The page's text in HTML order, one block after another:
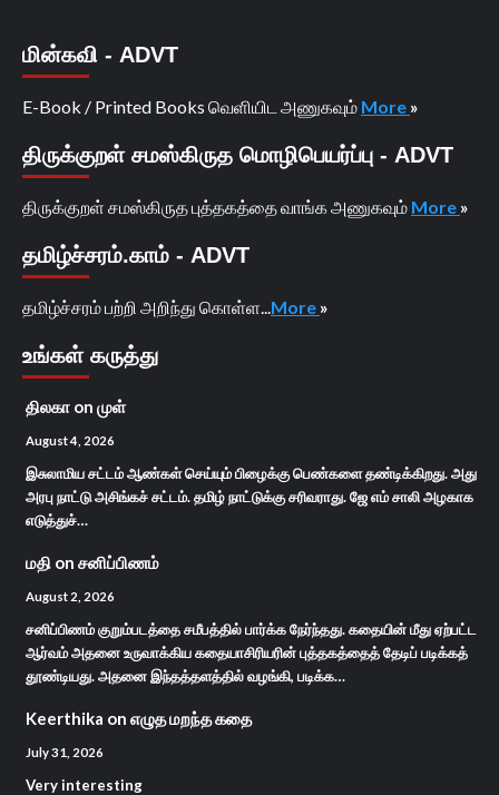
மின்கவி - ADVT
E-Book / Printed Books வெளியிட அணுகவும் More »
திருக்குறள் சமஸ்கிருத மொழிபெயர்ப்பு - ADVT
திருக்குறள் சமஸ்கிருத புத்தகத்தை வாங்க அணுகவும் More »
தமிழ்ச்சரம்.காம் - ADVT
தமிழ்ச்சரம் பற்றி அறிந்து கொள்ள... More »
உங்கள் கருத்து
திலகா on முள்
August 4, 2026
இசுலாமிய சட்டம் ஆண்கள் செய்யும் பிழைக்கு பெண்களை தண்டிக்கிறது. அது
அரபு நாட்டு அசிங்கச் சட்டம். தமிழ் நாட்டுக்கு சரிவராது. ஜே எம் சாலி அழகாக
எடுத்துச்…
மதி on சனிப்பிணம்
August 2, 2026
சனிப்பிணம் குறும்படத்தை சமீபத்தில் பார்க்க நேர்ந்தது. கதையின் மீது ஏற்பட்ட
ஆர்வம் அதனை உருவாக்கிய கதையாசிரியரின் புத்தகத்தைத் தேடிப் படிக்கத்
தூண்டியது. அதனை இந்தத்தளத்தில் வழங்கி, படிக்க…
Keerthika on எழுத மறந்த கதை
July 31, 2026
Very interesting